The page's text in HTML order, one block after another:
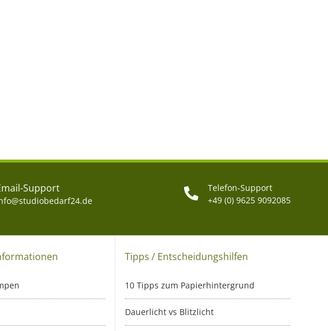
Support
Telefon-Support
+49 (0) 9625 9092085
Tipps / Entscheidungshilfen
10 Tipps zum Papierhintergrund
Dauerlicht vs Blitzlicht